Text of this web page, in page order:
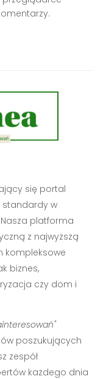
się portal
standardy w
platforma
z najwyższą
kompleksowe
biznes,
czy dom i
poszukujących
zespół
każdego dnia